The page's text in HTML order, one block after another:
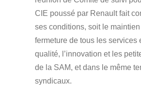
CIE poussé par Renault fait
ses conditions, soit le
fermeture de tous les
qualité, l’innovation et les
de la SAM, et dans le même
syndicaux.